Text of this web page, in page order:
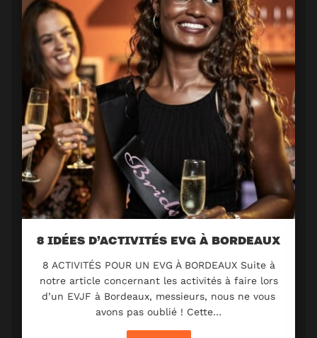
8 IDÉES D’ACTIVITÉS EVG À BORDEAUX
8 ACTIVITÉS POUR UN EVG À BORDEAUX Suite à
notre article concernant les activités à faire lors
d’un EVJF à Bordeaux, messieurs, nous ne vous
avons pas oublié ! Cette…